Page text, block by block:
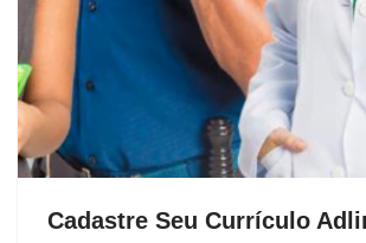
Cadastre Seu Currículo